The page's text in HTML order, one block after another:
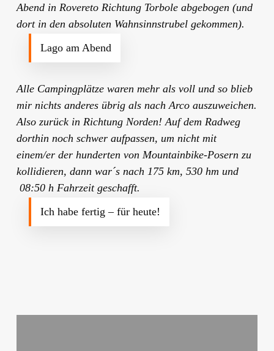
Abend in Rovereto Richtung Torbole abgebogen (und
dort in den absoluten Wahnsinnstrubel gekommen).
Lago am Abend
Alle Campingplätze waren mehr als voll und so blieb
mir nichts anderes übrig als nach Arco auszuweichen.
Also zurück in Richtung Norden! Auf dem Radweg
dorthin noch schwer aufpassen, um nicht mit
einem/er der hunderten von Mountainbike-Posern zu
kollidieren, dann war´s nach 175 km, 530 hm und
08:50 h Fahrzeit geschafft.
Ich habe fertig – für heute!